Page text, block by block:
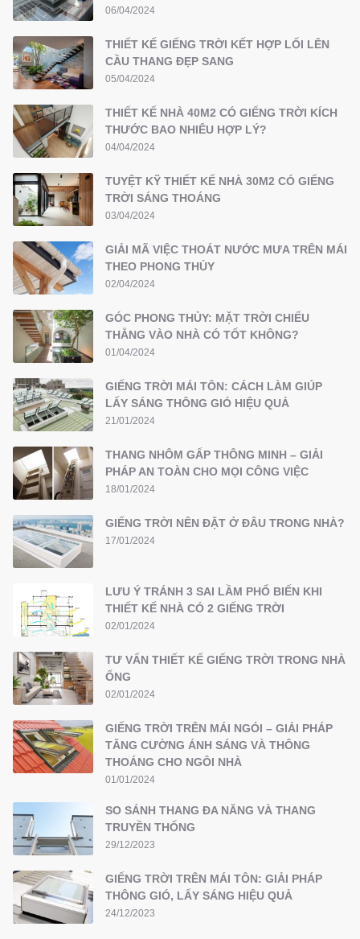
06/04/2024
THIẾT KẾ GIẾNG TRỜI KẾT HỢP LỐI LÊN
CẦU THANG ĐẸP SANG
05/04/2024
THIẾT KẾ NHÀ 40M2 CÓ GIẾNG TRỜI KÍCH
THƯỚC BAO NHIÊU HỢP LÝ?
04/04/2024
TUYỆT KỸ THIẾT KẾ NHÀ 30M2 CÓ GIẾNG
TRỜI SÁNG THOÁNG
03/04/2024
GIẢI MÃ VIỆC THOÁT NƯỚC MƯA TRÊN MÁI
THEO PHONG THỦY
02/04/2024
GÓC PHONG THỦY: MẶT TRỜI CHIẾU
THẲNG VÀO NHÀ CÓ TỐT KHÔNG?
01/04/2024
GIẾNG TRỜI MÁI TÔN: CÁCH LÀM GIÚP
LẤY SÁNG THÔNG GIÓ HIỆU QUẢ
21/01/2024
THANG NHÔM GẤP THÔNG MINH – GIẢI
PHÁP AN TOÀN CHO MỌI CÔNG VIỆC
18/01/2024
GIẾNG TRỜI NÊN ĐẶT Ở ĐÂU TRONG NHÀ?
17/01/2024
LƯU Ý TRÁNH 3 SAI LẦM PHỔ BIẾN KHI
THIẾT KẾ NHÀ CÓ 2 GIẾNG TRỜI
02/01/2024
TƯ VẤN THIẾT KẾ GIẾNG TRỜI TRONG NHÀ
ỐNG
02/01/2024
GIẾNG TRỜI TRÊN MÁI NGÓI – GIẢI PHÁP
TĂNG CƯỜNG ÁNH SÁNG VÀ THÔNG
THOÁNG CHO NGÔI NHÀ
01/01/2024
SO SÁNH THANG ĐA NĂNG VÀ THANG
TRUYỀN THỐNG
29/12/2023
GIẾNG TRỜI TRÊN MÁI TÔN: GIẢI PHÁP
THÔNG GIÓ, LẤY SÁNG HIỆU QUẢ
24/12/2023